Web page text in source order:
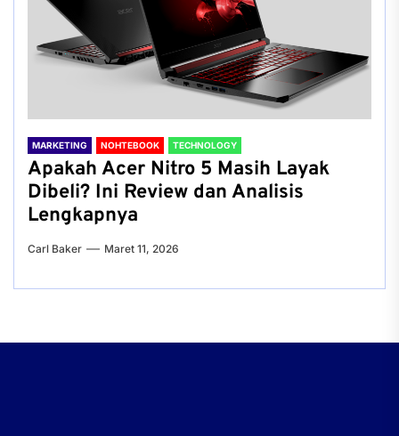
MARKETING NOHTEBOOK TECHNOLOGY
Apakah Acer Nitro 5 Masih Layak
Dibeli? Ini Review dan Analisis
Lengkapnya
Carl Baker Maret 11, 2026